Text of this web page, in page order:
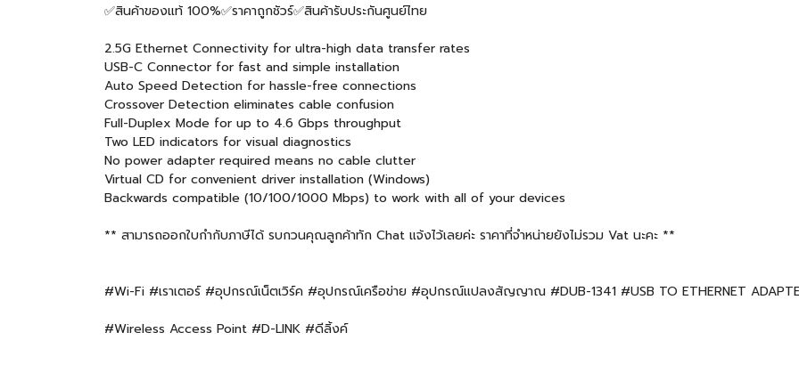
✅สินค้าของแท้ 100%✅ราคาถูกชัวร์✅สินค้ารับประกันศูนย์ไทย
2.5G Ethernet Connectivity for ultra-high data transfer rates
USB-C Connector for fast and simple installation
Auto Speed Detection for hassle-free connections
Crossover Detection eliminates cable confusion
Full-Duplex Mode for up to 4.6 Gbps throughput
Two LED indicators for visual diagnostics
No power adapter required means no cable clutter
Virtual CD for convenient driver installation (Windows)
Backwards compatible (10/100/1000 Mbps) to work with all of your devices
** สามารถออกใบกำกับภาษีได้ รบกวนคุณลูกค้าทัก Chat แจ้งไว้เลยค่ะ ราคาที่จำหน่ายยังไม่รวม Vat นะคะ **
#Wi-Fi #เราเตอร์ #อุปกรณ์เน็ตเวิร์ค #อุปกรณ์เครือข่าย #อุปกรณ์แปลงสัญญาณ #DUB-1341 #USB TO ETHERNET
#Wireless Access Point #D-LINK #ดีลิ้งค์